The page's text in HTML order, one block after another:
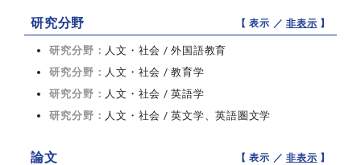
研究分野 【 表示 ／非表示 】
研究分野： 人文・社会 / 外国語教育
研究分野： 人文・社会 / 教育学
研究分野： 人文・社会 / 英語学
研究分野： 人文・社会 / 英文学、英語圏文学
論文 【 表示 ／非表示 】